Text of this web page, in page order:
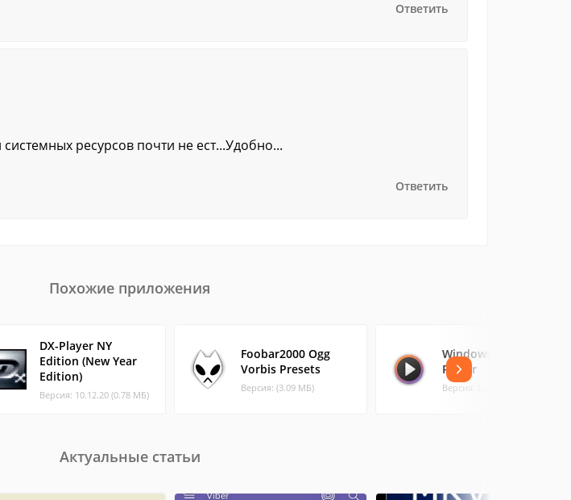
Ответить
ресурсов почти не ест...Удобно...
Ответить
Похожие приложения
DX-Player NY
Edition (New Year
Edition)
Версия: 10.12.20 (0.78 МБ)
Foobar2000 Ogg
Vorbis Presets
Версия: (3.09 МБ)
Windows Media
Player
Версия: Latest
Актуальные статьи